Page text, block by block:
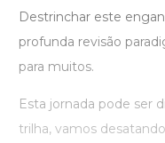
Destrinchar este
profunda revisão
para muitos.
Esta jornada pode ser
trilha, vamos